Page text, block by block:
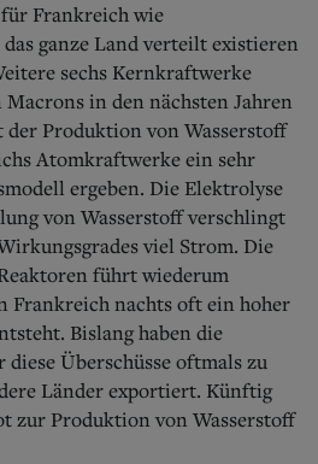
Frankreich wie
ganze Land verteilt existieren
sechs Kernkraftwerke
in den nächsten Jahren
Produktion von Wasserstoff
Atomkraftwerke ein sehr
ergeben. Die Elektrolyse
von Wasserstoff verschlingt
viel Strom. Die
führt wiederum
Frankreich nachts oft ein hoher
Bislang haben die
Überschüsse oftmals zu
Länder exportiert. Künftig
zur Produktion von Wasserstoff